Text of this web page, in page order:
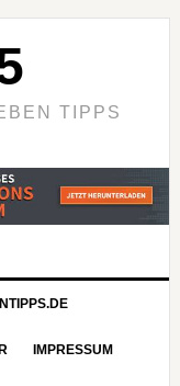
TIPPS
IMPRESSUM